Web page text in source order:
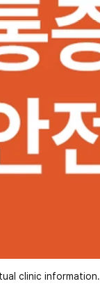
clinic information.